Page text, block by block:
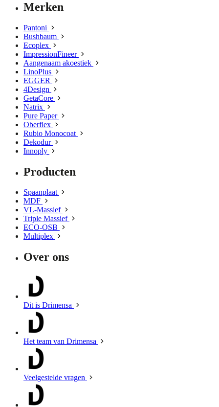
Merken
Pantoni
Bushbaum
Ecoplex
ImpressionFineer
Aangenaam akoestiek
LinoPlus
EGGER
4Design
GetaCore
Natrix
Pure Paper
Oberflex
Rubio Monocoat
Dekodur
Innoply
Producten
Spaanplaat
MDF
VL-Massief
Triple Massief
ECO-OSB
Multiplex
Over ons
Dit is Drimensa
Het team van Drimensa
Veelgestelde vragen